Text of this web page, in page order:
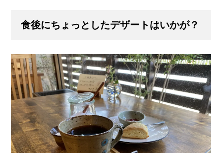
食後にちょっとしたデザートはいかが？